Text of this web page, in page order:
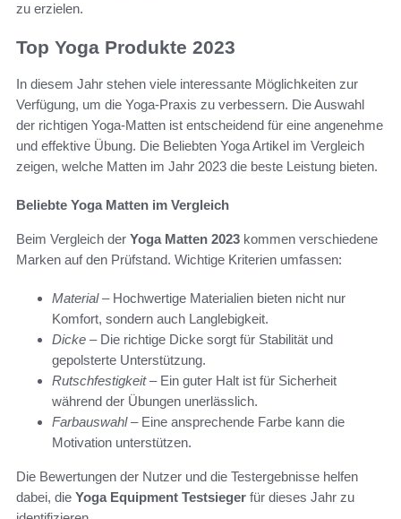
zu erzielen.
Top Yoga Produkte 2023
In diesem Jahr stehen viele interessante Möglichkeiten zur
Verfügung, um die Yoga-Praxis zu verbessern. Die Auswahl
der richtigen Yoga-Matten ist entscheidend für eine angenehme
und effektive Übung. Die Beliebten Yoga Artikel im Vergleich
zeigen, welche Matten im Jahr 2023 die beste Leistung bieten.
Beliebte Yoga Matten im Vergleich
Beim Vergleich der Yoga Matten 2023 kommen verschiedene
Marken auf den Prüfstand. Wichtige Kriterien umfassen:
Material– Hochwertige Materialien bieten nicht nur
Komfort, sondern auch Langlebigkeit.
Dicke – Die richtige Dicke sorgt für Stabilität und
gepolsterte Unterstützung.
Rutschfestigkeit– Ein guter Halt ist für Sicherheit
während der Übungen unerlässlich.
Farbauswahl– Eine ansprechende Farbe kann die
Motivation unterstützen.
Die Bewertungen der Nutzer und die Testergebnisse helfen
dabei, die Yoga Equipment Testsieger für dieses Jahr zu